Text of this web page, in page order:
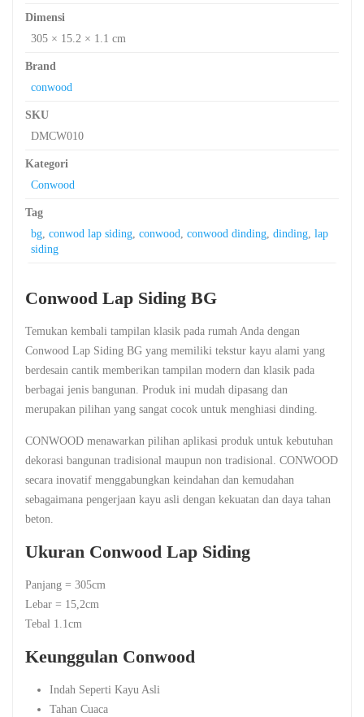
Dimensi
305 × 15.2 × 1.1 cm
Brand
conwood
SKU
DMCW010
Kategori
Conwood
Tag
bg conwod lap siding conwood conwood dinding dinding lap
siding
Conwood Lap Siding BG
Temukan kembali tampilan klasik pada rumah Anda dengan
Conwood Lap Siding BG yang memiliki tekstur kayu alami yang
berdesain cantik memberikan tampilan modern dan klasik pada
berbagai jenis bangunan. Produk ini mudah dipasang dan
merupakan pilihan yang sangat cocok untuk menghiasi dinding.
CONWOOD menawarkan pilihan aplikasi produk untuk kebutuhan
dekorasi bangunan tradisional maupun non tradisional. CONWOOD
secara inovatif menggabungkan keindahan dan kemudahan
sebagaimana pengerjaan kayu asli dengan kekuatan dan daya tahan
beton.
Ukuran Conwood Lap Siding
Panjang = 305cm
Lebar = 15,2cm
Tebal 1.1cm
Keunggulan Conwood
Indah Seperti Kayu Asli
Tahan Cuaca